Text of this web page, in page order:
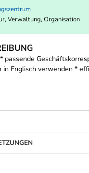
Verwaltung, Organisation
passende
in Englisch verwenden *